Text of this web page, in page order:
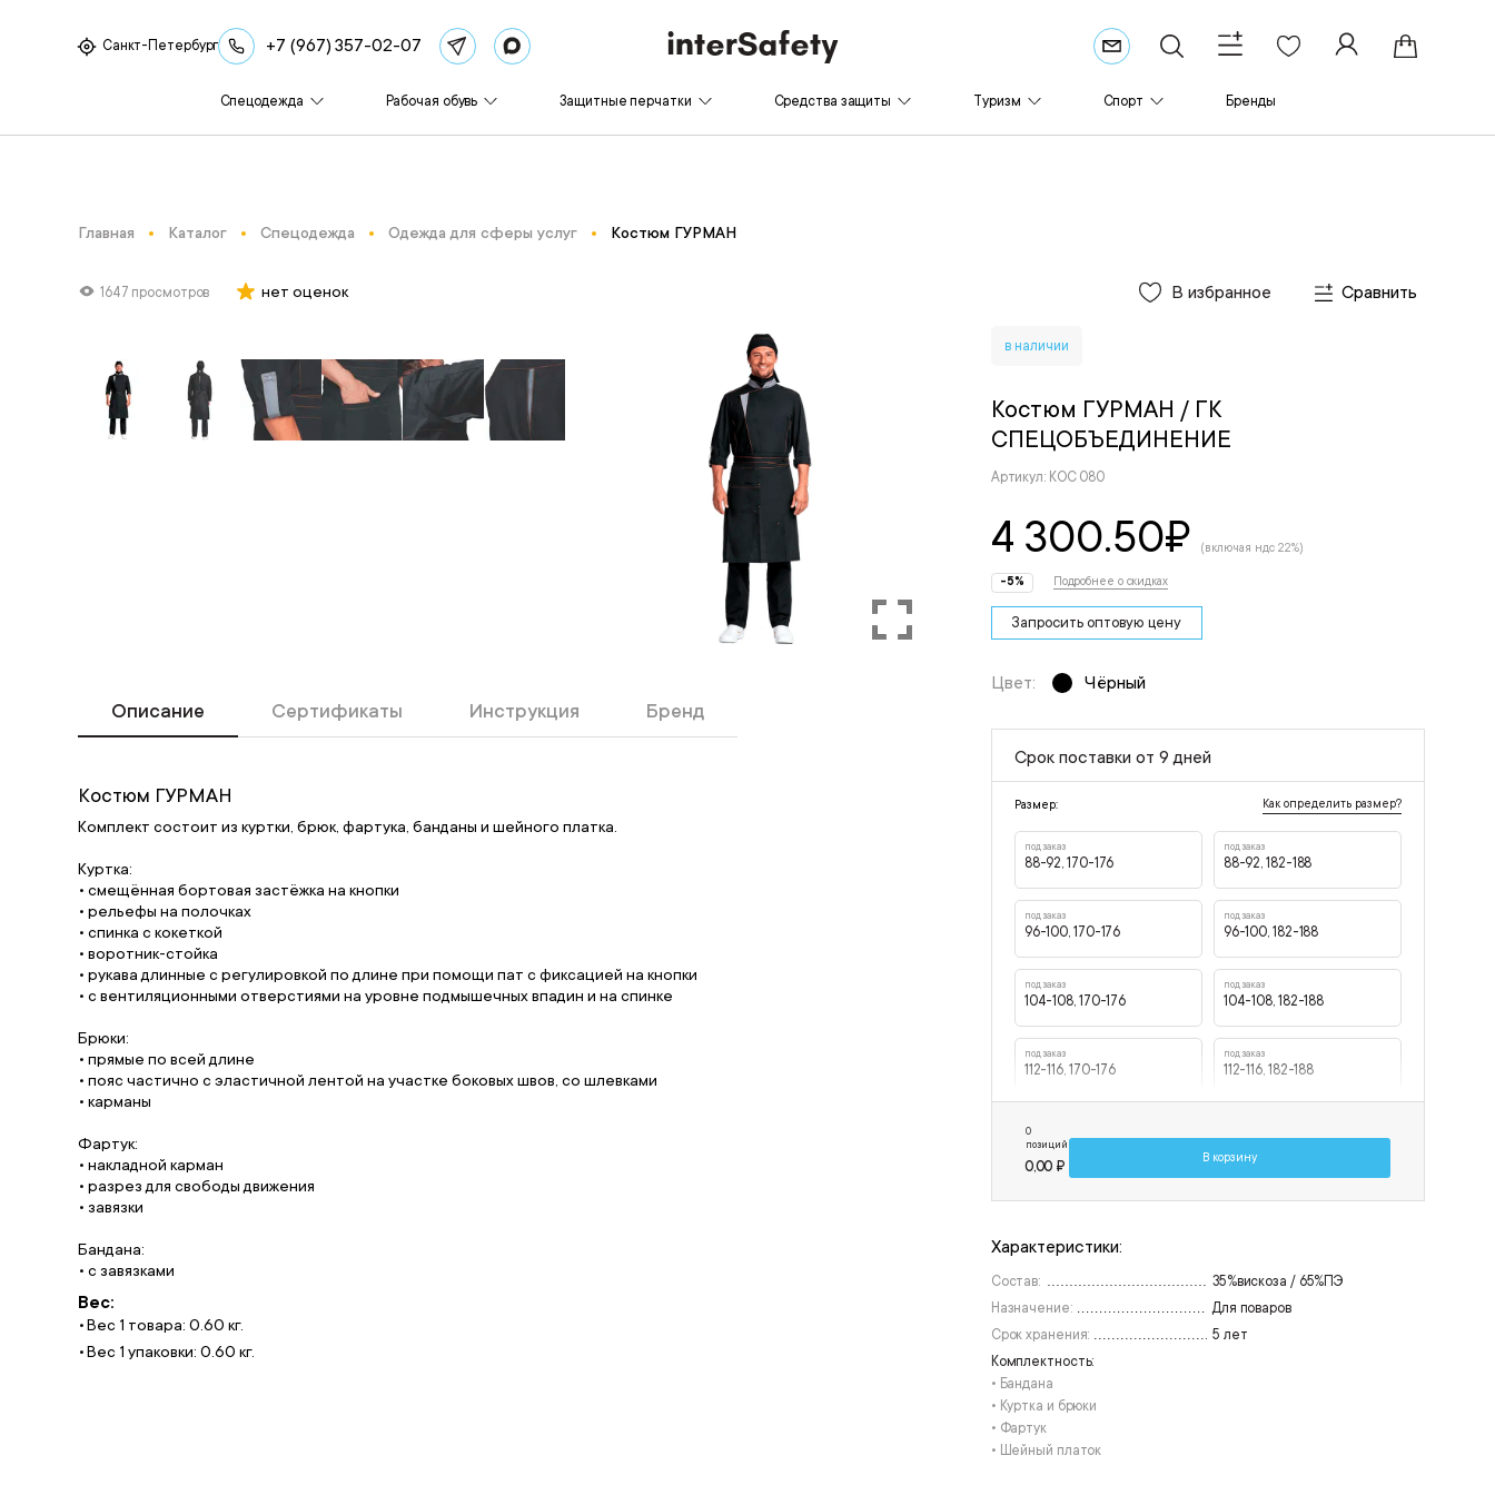
Санкт-Петербург +7 (967) 357-02-07
Спецодежда Рабочая обувь Защитные перчатки Средства защиты Туризм Спорт Бренды
Главная Каталог Спецодежда Одежда для сферы услуг Костюм ГУРМАН
1647 просмотров нет оценок В избранное Сравнить
Описание Сертификаты Инструкция Бренд
Костюм ГУРМАН
Комплект состоит из куртки, брюк, фартука, банданы и шейного платка.
Куртка:
• смещённая бортовая застёжка на кнопки
• рельефы на полочках
• спинка с кокеткой
• воротник-стойка
• рукава длинные с регулировкой по длине при помощи пат с фиксацией на кнопки
• с вентиляционными отверстиями на уровне подмышечных впадин и на спинке
Брюки:
• прямые по всей длине
• пояс частично с эластичной лентой на участке боковых швов, со шлевками
• карманы
Фартук:
• накладной карман
• разрез для свободы движения
• завязки
Бандана:
• с завязками
Вес:
Вес 1 товара: 0.60 кг.
Вес 1 упаковки: 0.60 кг.
в наличии
Костюм ГУРМАН / ГК
СПЕЦОБЪЕДИНЕНИЕ
Артикул: КОС 080
4 300.50₽ (включая ндс 22%)
-5% Подробнее о скидках
Запросить оптовую цену
Цвет: Чёрный
Срок поставки от 9 дней
Размер: Как определить размер?
под заказ
88-92, 170-176
под заказ
88-92, 182-188
под заказ
96-100, 170-176
под заказ
96-100, 182-188
под заказ
104-108, 170-176
под заказ
104-108, 182-188
под заказ
112-116, 170-176
под заказ
112-116, 182-188
120-124, 170-176 120-124, 182-188
0
позиций
0,00 ₽
В корзину
Характеристики:
Состав:
35%вискоза / 65%ПЭ
Назначение:
Для поваров
Срок хранения:
5 лет
Комплектность:
• Бандана
• Куртка и брюки
• Фартук
• Шейный платок